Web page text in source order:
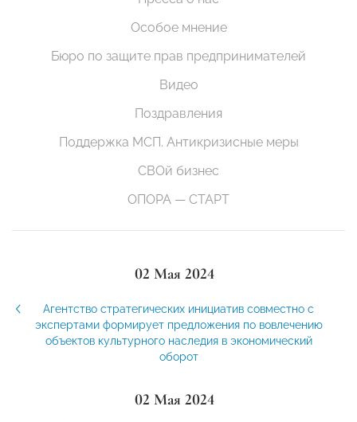
Особое мнение
Бюро по защите прав предпринимателей
Видео
Поздравления
Поддержка МСП. Антикризисные меры
СВОй бизнес
ОПОРА — СТАРТ
02 Мая 2024
Агентство стратегических инициатив совместно с
экспертами формирует предложения по вовлечению
объектов культурного наследия в экономический
оборот
02 Мая 2024